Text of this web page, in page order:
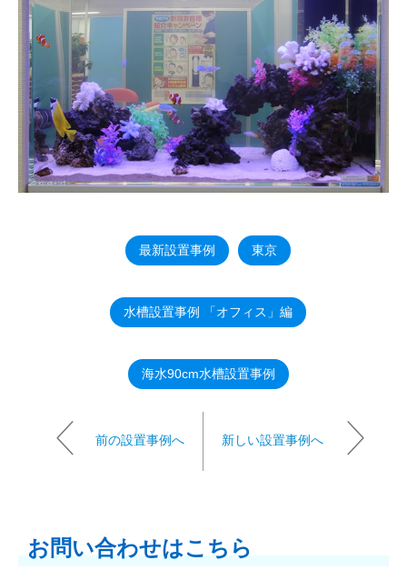
最新設置事例 東京
水槽設置事例 「オフィス」編
海水90cm水槽設置事例
前の設置事例へ 新しい設置事例へ
お問い合わせはこちら